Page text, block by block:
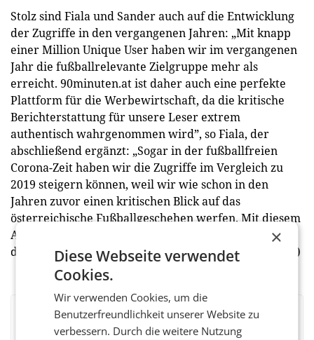
Stolz sind Fiala und Sander auch auf die Entwicklung
der Zugriffe in den vergangenen Jahren: „Mit knapp
einer Million Unique User haben wir im vergangenen
Jahr die fußballrelevante Zielgruppe mehr als
erreicht. 90minuten.at ist daher auch eine perfekte
Plattform für die Werbewirtschaft, da die kritische
Berichterstattung für unsere Leser extrem
authentisch wahrgenommen wird”, so Fiala, der
abschließend ergänzt: „Sogar in der fußballfreien
Corona-Zeit haben wir die Zugriffe im Vergleich zu
2019 steigern können, weil wir wie schon in den
Jahren zuvor einen kritischen Blick auf das
österreichische Fußballgeschehen werfen. Mit diesem
Alleinstellungsmerkmal werden wir auch in Zukunft
die Relevanz von 90minuten.at weiter erhöhen.” (red)
BEWERTEN SIE DIESEN ARTIKEL
×
Diese Webseite verwendet
Cookies.
Wir verwenden Cookies, um die
Benutzerfreundlichkeit unserer Website zu
verbessern. Durch die weitere Nutzung